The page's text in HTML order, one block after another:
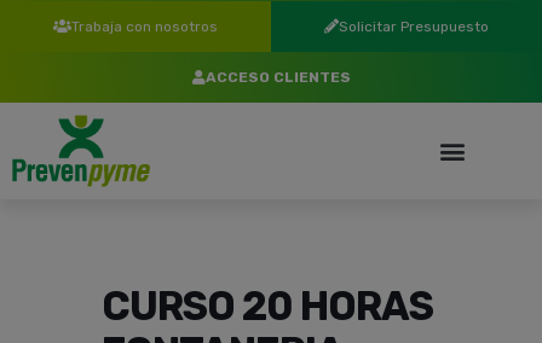
Trabaja con nosotros Solicitar Presupuesto
ACCESO CLIENTES
CURSO 20 HORAS